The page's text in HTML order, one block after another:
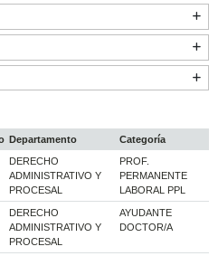
Departamento
Categoría
DERECHO
ADMINISTRATIVO Y
PROCESAL
PROF.
PERMANENTE
LABORAL PPL
DERECHO
ADMINISTRATIVO Y
PROCESAL
AYUDANTE
DOCTOR/A